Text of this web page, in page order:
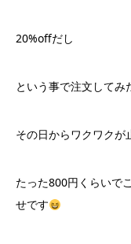
20%offだし
という事で注文してみ
その日からワクワクが
たった800円くらいで
せです